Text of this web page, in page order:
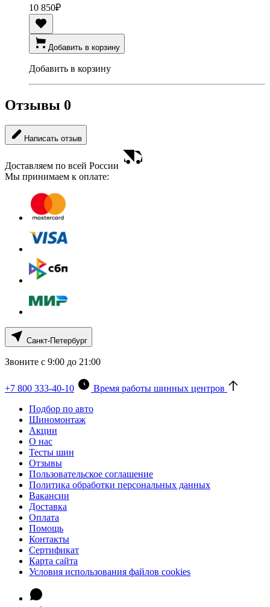
10 850₽
Добавить в корзину
Добавить в корзину
Отзывы 0
Написать отзыв
Доставляем по всей России
Мы принимаем к оплате:
Санкт-Петербург
Звоните с 9:00 до 21:00
+7 800 333-40-10
Время работы шинных центров
Подбор по авто
Шиномонтаж
Акции
О нас
Тесты шин
Отзывы
Пользовательское соглашение
Политика обработки персональных данных
Вакансии
Доставка
Оплата
Помощь
Контакты
Сертификат
Карта сайта
Условия использования файлов cookies